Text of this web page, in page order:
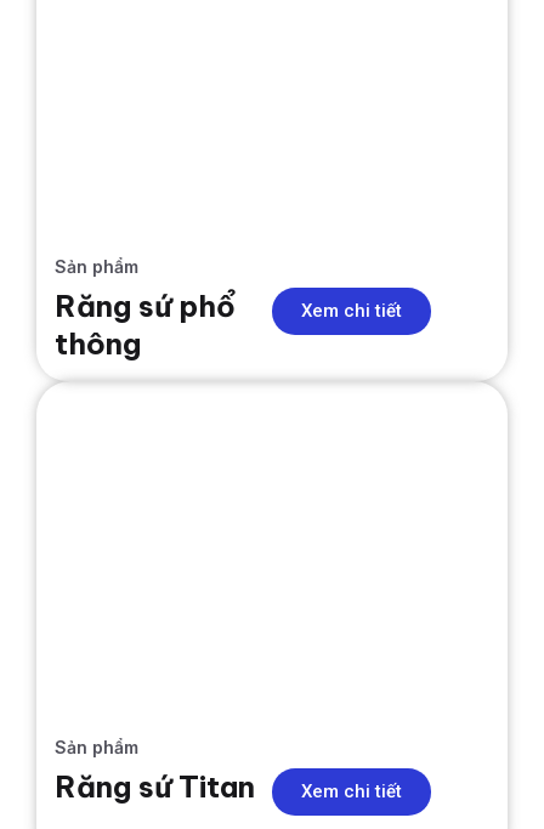
Sản phẩm
Răng sứ phổ
thông
Xem chi tiết
Sản phẩm
Răng sứ Titan Xem chi tiết